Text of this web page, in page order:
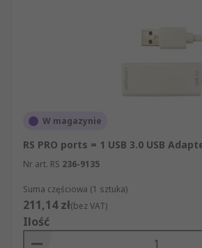
W magazynie
RS PRO ports = 1 USB 3.0 USB
Nr art. RS 236-9135
Suma częściowa (1 sztuka)
211,14 zł(bez VAT)
Ilość